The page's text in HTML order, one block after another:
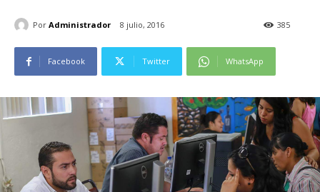
Por Administrador 8 julio, 2016 385
Facebook Twitter WhatsApp